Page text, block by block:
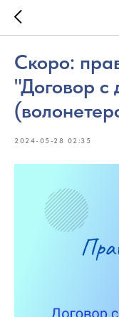
Скоро:
"Договор с
2024-05-28 02:35